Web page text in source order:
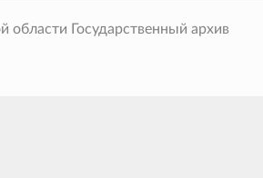
Государственный архив